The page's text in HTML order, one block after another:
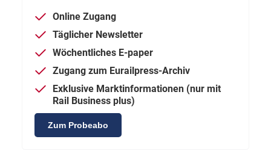
Online Zugang
Täglicher Newsletter
Wöchentliches E-paper
Zugang zum Eurailpress-Archiv
Exklusive Marktinformationen (nur mit
Rail Business plus)
Zum Probeabo